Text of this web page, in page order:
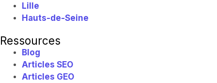
Lille
Hauts-de-Seine
Ressources
Blog
Articles SEO
Articles GEO